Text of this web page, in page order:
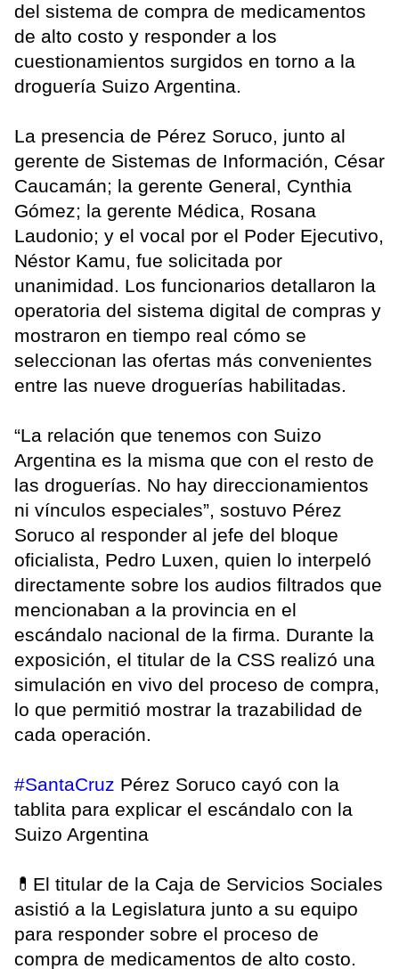
del sistema de compra de medicamentos
de alto costo y responder a los
cuestionamientos surgidos en torno a la
droguería Suizo Argentina.
La presencia de Pérez Soruco, junto al
gerente de Sistemas de Información, César
Caucamán; la gerente General, Cynthia
Gómez; la gerente Médica, Rosana
Laudonio; y el vocal por el Poder Ejecutivo,
Néstor Kamu, fue solicitada por
unanimidad. Los funcionarios detallaron la
operatoria del sistema digital de compras y
mostraron en tiempo real cómo se
seleccionan las ofertas más convenientes
entre las nueve droguerías habilitadas.
“La relación que tenemos con Suizo
Argentina es la misma que con el resto de
las droguerías. No hay direccionamientos
ni vínculos especiales”, sostuvo Pérez
Soruco al responder al jefe del bloque
oficialista, Pedro Luxen, quien lo interpeló
directamente sobre los audios filtrados que
mencionaban a la provincia en el
escándalo nacional de la firma. Durante la
exposición, el titular de la CSS realizó una
simulación en vivo del proceso de compra,
lo que permitió mostrar la trazabilidad de
cada operación.
#SantaCruz Pérez Soruco cayó con la
tablita para explicar el escándalo con la
Suizo Argentina
💊El titular de la Caja de Servicios Sociales
asistió a la Legislatura junto a su equipo
para responder sobre el proceso de
compra de medicamentos de alto costo.